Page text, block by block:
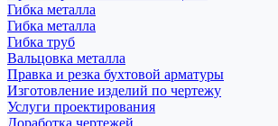
Гибка металла
Гибка металла
Гибка труб
Вальцовка металла
Правка и резка бухтовой арматуры
Изготовление изделий по чертежу
Услуги проектирования
Доработка чертежей